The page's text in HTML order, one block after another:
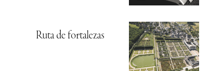
Ruta de fortalezas